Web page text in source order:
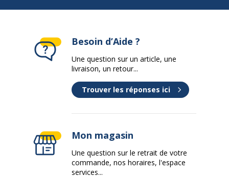
Besoin d’Aide ?
Une question sur un article, une
livraison, un retour...
Trouver les réponses ici
Mon magasin
Une question sur le retrait de votre
commande, nos horaires, l'espace
services...